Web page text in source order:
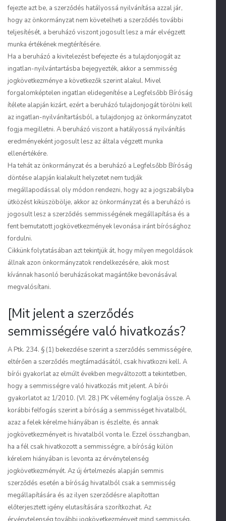
fejezte azt be, a szerződés hatályossá nyilvánítása azzal jár,
hogy az önkormányzat nem követelheti a szerződés további
teljesítését, a beruházó viszont jogosult lesz a már elvégzett
munka értékének megtérítésére.
Ha a beruházó a kivitelezést befejezte és a tulajdonjogát az
ingatlan-nyilvántartásba bejegyezték, akkor a semmisség
jogkövetkezménye a következők szerint alakul. Mivel
forgalomképtelen ingatlan elidegenítése a Legfelsőbb Bíróság
ítélete alapján kizárt, ezért a beruházó tulajdonjogát törölni kell
az ingatlan-nyilvánítartásból, a tulajdonjog az önkormányzatot
fogja megilletni. A beruházó viszont a hatályossá nyilvánítás
eredményeként jogosult lesz az általa végzett munka
ellenértékére.
Ha tehát az önkormányzat és a beruházó a Legfelsőbb Bíróság
döntése alapján kialakult helyzetet nem tudják
megállapodással oly módon rendezni, hogy az a jogszabályba
ütközést kiküszöbölje, akkor az önkormányzat és a beruházó is
jogosult lesz a szerződés semmisségének megállapítása és a
fent bemutatott jogkövetkezmények levonása iránt bírósághoz
fordulni.
Cikkünk folytatásában azt tekintjük át, hogy milyen megoldások
állnak azon önkormányzatok rendelkezésére, akik most
kívánnak hasonló beruházásokat magántőke bevonásával
megvalósítani.
[Mit jelent a szerződés
semmisségére való hivatkozás?
A Ptk. 234. § (1) bekezdése szerint a szerződés semmisségére,
eltérően a szerződés megtámadásától, csak hivatkozni kell. A
bírói gyakorlat az elmúlt években megváltozott a tekintetben,
hogy a semmisségre való hivatkozás mit jelent. A bírói
gyakorlatot az 1/2010. (VI. 28.) PK vélemény foglalja össze. A
korábbi felfogás szerint a bíróság a semmisséget hivatalból,
azaz a felek kérelme hiányában is észlelte, és annak
jogkövetkezményeit is hivatalból vonta le. Ezzel összhangban,
ha a fél csak hivatkozott a semmisségre, a bíróság külön
kérelem hiányában is levonta az érvénytelenség
jogkövetkezményét. Az új értelmezés alapján semmis
szerződés esetén a bíróság hivatalból csak a semmisség
megállapítására és az ilyen szerződésre alapítottan
előterjesztett igény elutasítására szorítkozhat. Az